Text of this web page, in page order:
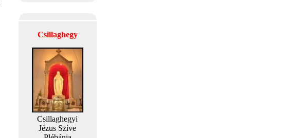
Csillaghegy
Csillaghegyi
Jézus Szíve